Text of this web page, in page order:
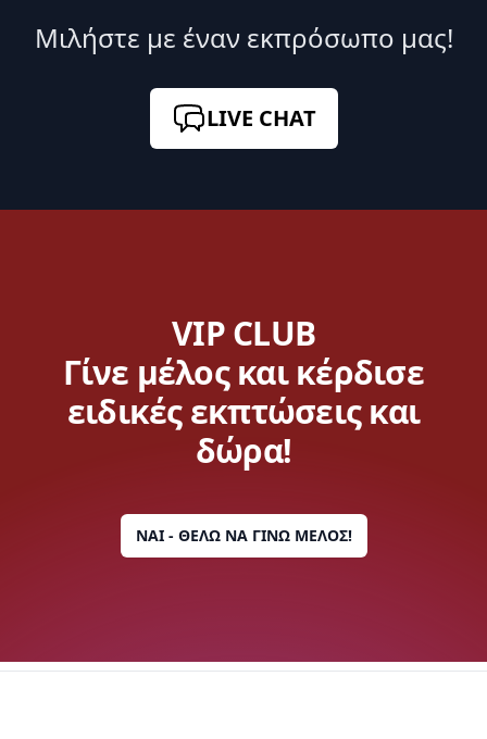
Μιλήστε με έναν εκπρόσωπο μας!
LIVE CHAT
VIP CLUB
Γίνε μέλος και κέρδισε
ειδικές εκπτώσεις και
δώρα!
ΝΑΙ - ΘΕΛΩ ΝΑ ΓΙΝΩ ΜΕΛΟΣ!